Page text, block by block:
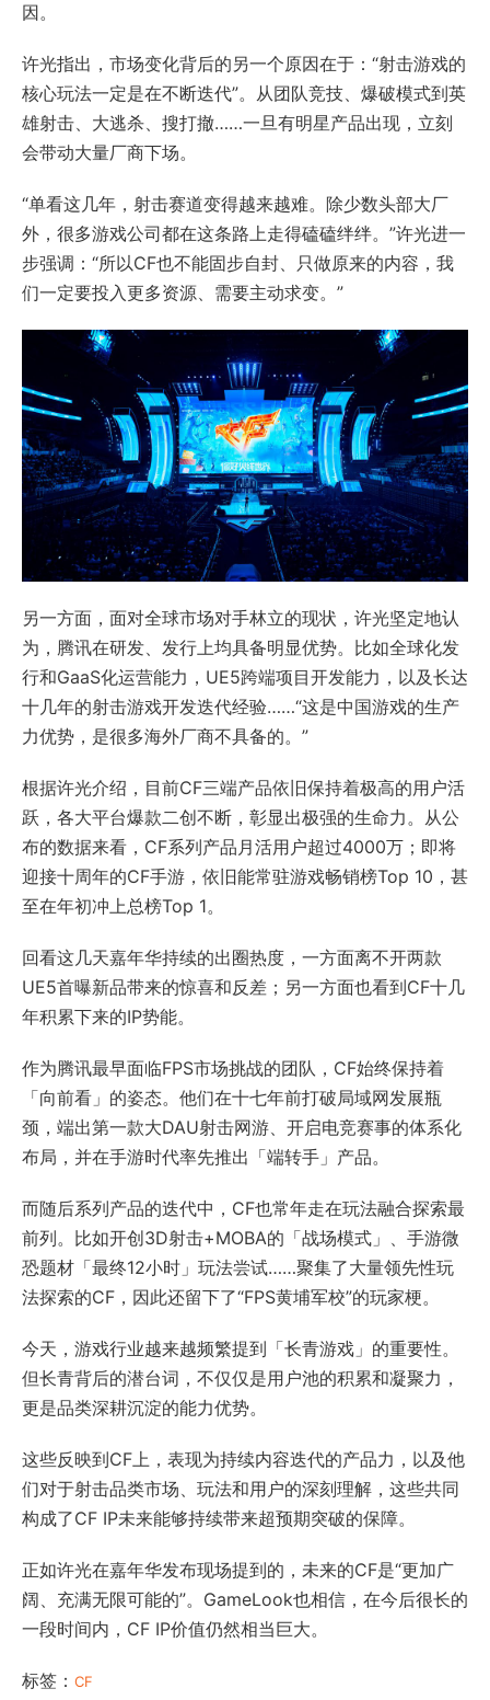
因。
许光指出，市场变化背后的另一个原因在于：“射击游戏的
核心玩法一定是在不断迭代”。从团队竞技、爆破模式到英
雄射击、大逃杀、搜打撤……一旦有明星产品出现，立刻
会带动大量厂商下场。
“单看这几年，射击赛道变得越来越难。除少数头部大厂
外，很多游戏公司都在这条路上走得磕磕绊绊。”许光进一
步强调：“所以CF也不能固步自封、只做原来的内容，我
们一定要投入更多资源、需要主动求变。”
另一方面，面对全球市场对手林立的现状，许光坚定地认
为，腾讯在研发、发行上均具备明显优势。比如全球化发
行和GaaS化运营能力，UE5跨端项目开发能力，以及长达
十几年的射击游戏开发迭代经验……“这是中国游戏的生产
力优势，是很多海外厂商不具备的。”
根据许光介绍，目前CF三端产品依旧保持着极高的用户活
跃，各大平台爆款二创不断，彰显出极强的生命力。从公
布的数据来看，CF系列产品月活用户超过4000万；即将
迎接十周年的CF手游，依旧能常驻游戏畅销榜Top 10，甚
至在年初冲上总榜Top 1。
回看这几天嘉年华持续的出圈热度，一方面离不开两款
UE5首曝新品带来的惊喜和反差；另一方面也看到CF十几
年积累下来的IP势能。
作为腾讯最早面临FPS市场挑战的团队，CF始终保持着
「向前看」的姿态。他们在十七年前打破局域网发展瓶
颈，端出第一款大DAU射击网游、开启电竞赛事的体系化
布局，并在手游时代率先推出「端转手」产品。
而随后系列产品的迭代中，CF也常年走在玩法融合探索最
前列。比如开创3D射击+MOBA的「战场模式」、手游微
恐题材「最终12小时」玩法尝试……聚集了大量领先性玩
法探索的CF，因此还留下了“FPS黄埔军校”的玩家梗。
今天，游戏行业越来越频繁提到「长青游戏」的重要性。
但长青背后的潜台词，不仅仅是用户池的积累和凝聚力，
更是品类深耕沉淀的能力优势。
这些反映到CF上，表现为持续内容迭代的产品力，以及他
们对于射击品类市场、玩法和用户的深刻理解，这些共同
构成了CF IP未来能够持续带来超预期突破的保障。
正如许光在嘉年华发布现场提到的，未来的CF是“更加广
阔、充满无限可能的”。GameLook也相信，在今后很长的
一段时间内，CF IP价值仍然相当巨大。
标签： CF